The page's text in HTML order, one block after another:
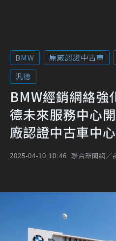
BMW 原廠認證中古車
汎德
BMW經銷網絡強
德未來服務中心
廠認證中古車中
2025-04-10 10:46 聯合新聞網／